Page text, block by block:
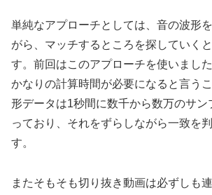
単純なアプローチとしては、音の波形
がら、マッチするところを探していく
す。前回はこのアプローチを使いまし
かなりの計算時間が必要になると言う
形データは1秒間に数千から数万のサン
っており、それをずらしながら一致を
す。
またそもそも切り抜き動画は必ずしも